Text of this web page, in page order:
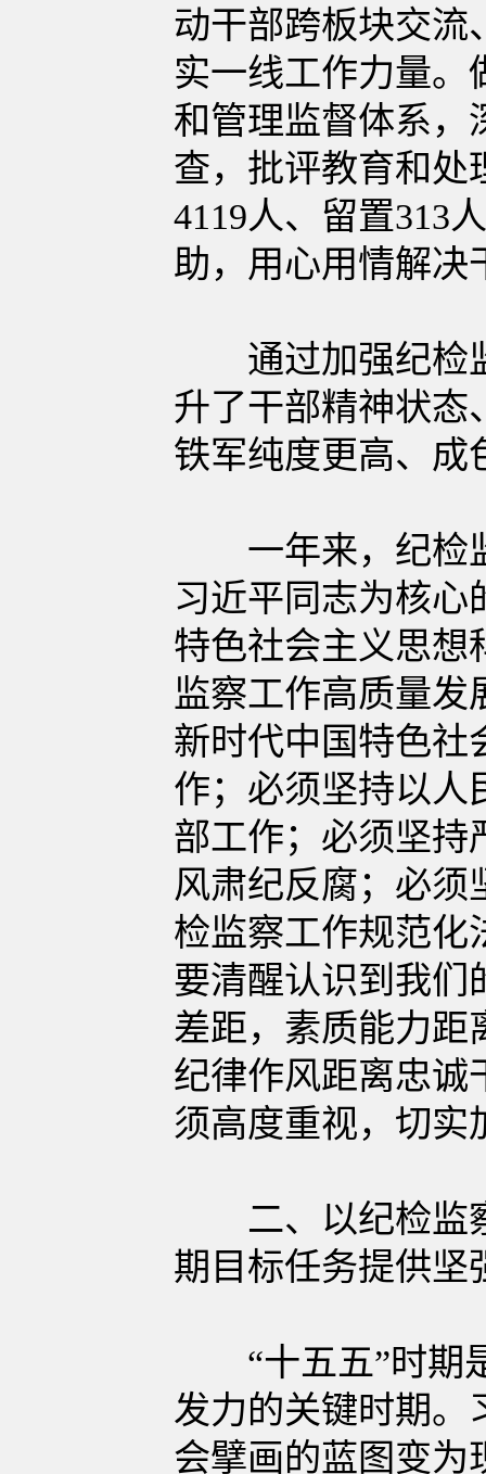
动干部跨板块交流
实一线工作力量。
和管理监督体系，
查，批评教育和处
4119人、留置313
助，用心用情解决
通过加强纪检监
升了干部精神状态
铁军纯度更高、成
一年来，纪检监
习近平同志为核心
特色社会主义思想
监察工作高质量发
新时代中国特色社
作；必须坚持以人
部工作；必须坚持
风肃纪反腐；必须
检监察工作规范化
要清醒认识到我们
差距，素质能力距
纪律作风距离忠诚
须高度重视，切实
二、以纪检监察
期目标任务提供坚
“十五五”时期是
发力的关键时期。
会擘画的蓝图变为